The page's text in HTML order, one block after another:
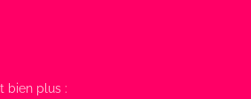
bien plus :